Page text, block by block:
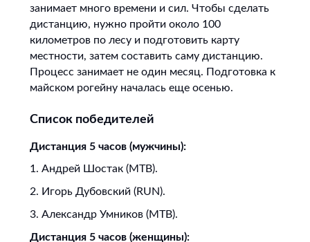
занимает много времени и сил. Чтобы сделать
дистанцию, нужно пройти около 100
километров по лесу и подготовить карту
местности, затем составить саму дистанцию.
Процесс занимает не один месяц. Подготовка к
майском рогейну началась еще осенью.
Список победителей
Дистанция 5 часов (мужчины):
1. Андрей Шостак (MTB).
2. Игорь Дубовский (RUN).
3. Александр Умников (MTB).
Дистанция 5 часов (женщины):